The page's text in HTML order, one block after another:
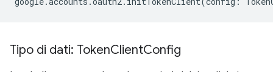
Tipo di dati: TokenClientConfig